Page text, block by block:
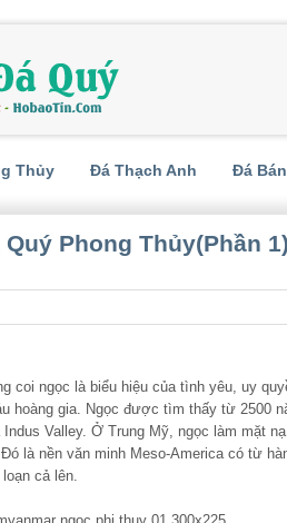
Thủy Đá Thạch Anh Đá
Phong Thủy(Phần
coi ngọc là biểu hiệu của tình yêu, uy
hoàng gia. Ngọc được tìm thấy từ 2500
Valley. Ở Trung Mỹ, ngọc làm mặt
là nền văn minh Meso-America có từ
cả lên.